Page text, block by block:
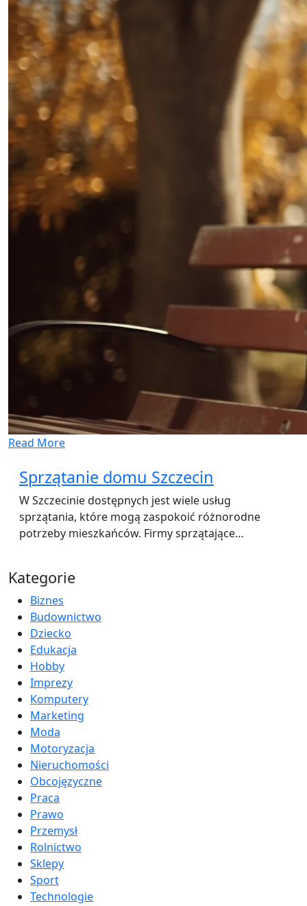
Read More
Sprzątanie domu Szczecin
W Szczecinie dostępnych jest wiele usług
sprzątania, które mogą zaspokoić różnorodne
potrzeby mieszkańców. Firmy sprzątające…
Kategorie
Biznes
Budownictwo
Dziecko
Edukacja
Hobby
Imprezy
Komputery
Marketing
Moda
Motoryzacja
Nieruchomości
Obcojęzyczne
Praca
Prawo
Przemysł
Rolnictwo
Sklepy
Sport
Technologie